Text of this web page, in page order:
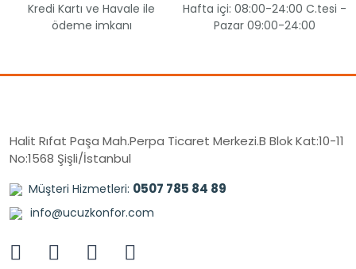
Kredi Kartı ve Havale ile
ödeme imkanı
Hafta içi: 08:00-24:00 C.tesi -
Pazar 09:00-24:00
Halit Rıfat Paşa Mah.Perpa Ticaret Merkezi.B Blok Kat:10-11
No:1568 Şişli/İstanbul
Müşteri Hizmetleri: 0507 785 84 89
info@ucuzkonfor.com